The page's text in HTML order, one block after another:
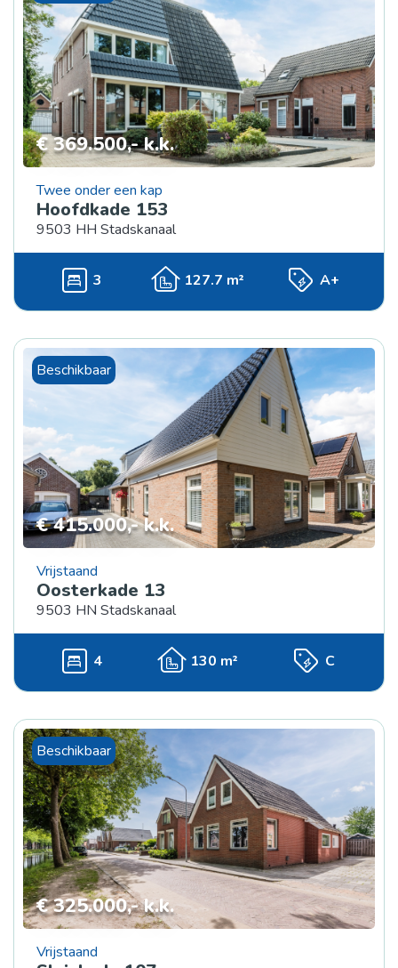
€ 369.500,- k.k.
Twee onder een kap
Hoofdkade 153
9503 HH Stadskanaal
3 127.7 m² A+
Beschikbaar
€ 415.000,- k.k.
Vrijstaand
Oosterkade 13
9503 HN Stadskanaal
4 130 m² C
Beschikbaar
€ 325.000,- k.k.
Vrijstaand